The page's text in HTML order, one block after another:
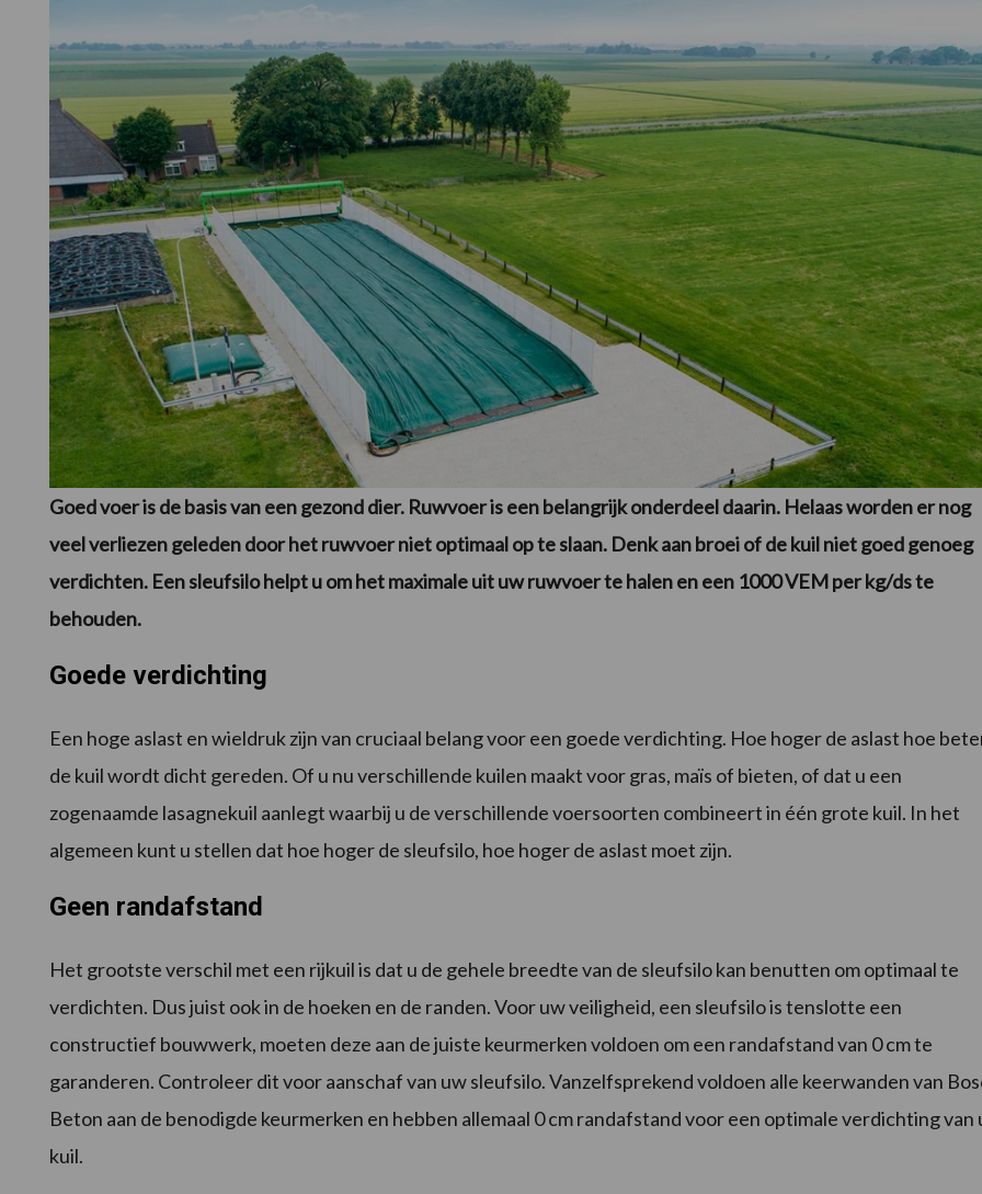
Goed voer is de basis van een gezond dier. Ruwvoer is een belangrijk onderdeel daarin. Helaas worden er nog
veel verliezen geleden door het ruwvoer niet optimaal op te slaan. Denk aan broei of de kuil niet goed genoeg
verdichten. Een sleufsilo helpt u om het maximale uit uw ruwvoer te halen en een 1000 VEM per kg/ds te
behouden.
Goede verdichting
Een hoge aslast en wieldruk zijn van cruciaal belang voor een goede verdichting. Hoe hoger de aslast hoe
de kuil wordt dicht gereden. Of u nu verschillende kuilen maakt voor gras, maïs of bieten, of dat u een
zogenaamde lasagnekuil aanlegt waarbij u de verschillende voersoorten combineert in één grote kuil. In het
algemeen kunt u stellen dat hoe hoger de sleufsilo, hoe hoger de aslast moet zijn.
Geen randafstand
Het grootste verschil met een rijkuil is dat u de gehele breedte van de sleufsilo kan benutten om optimaal te
verdichten. Dus juist ook in de hoeken en de randen. Voor uw veiligheid, een sleufsilo is tenslotte een
constructief bouwwerk, moeten deze aan de juiste keurmerken voldoen om een randafstand van 0 cm te
garanderen. Controleer dit voor aanschaf van uw sleufsilo. Vanzelfsprekend voldoen alle keerwanden van
Beton aan de benodigde keurmerken en hebben allemaal 0 cm randafstand voor een optimale verdichting van
kuil.